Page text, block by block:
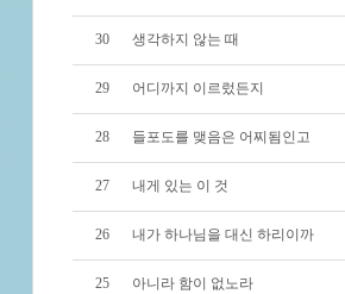
30 생각하지 않는 때
29 어디까지 이르렀든지
28 들포도를 맺음은 어찌됨인고
27 내게 있는 이 것
26 내가 하나님을 대신 하리이까
25 아니라 함이 없노라